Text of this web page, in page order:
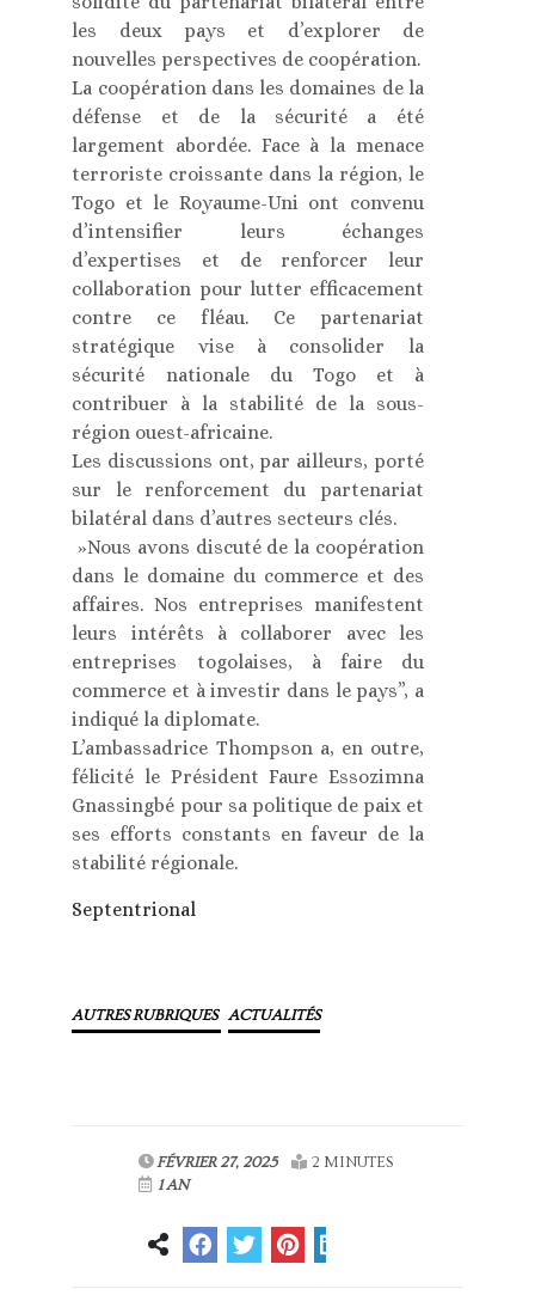
les deux pays et d’explorer de
nouvelles perspectives de coopération.
La coopération dans les domaines de la
défense et de la sécurité a été
largement abordée. Face à la menace
terroriste croissante dans la région, le
Togo et le Royaume-Uni ont convenu
d’intensifier leurs échanges
d’expertises et de renforcer leur
collaboration pour lutter efficacement
contre ce fléau. Ce partenariat
stratégique vise à consolider la
sécurité nationale du Togo et à
contribuer à la stabilité de la sous-
région ouest-africaine.
Les discussions ont, par ailleurs, porté
sur le renforcement du partenariat
bilatéral dans d’autres secteurs clés.
»Nous avons discuté de la coopération
dans le domaine du commerce et des
affaires. Nos entreprises manifestent
leurs intérêts à collaborer avec les
entreprises togolaises, à faire du
commerce et à investir dans le pays”, a
indiqué la diplomate.
L’ambassadrice Thompson a, en outre,
félicité le Président Faure Essozimna
Gnassingbé pour sa politique de paix et
ses efforts constants en faveur de la
stabilité régionale.
Septentrional
AUTRES RUBRIQUES ACTUALITÉS
FÉVRIER 27, 2025
2 MINUTES
1 AN